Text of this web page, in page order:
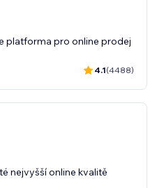
platforma pro online prodej
4.1(4488)
nejvyšší online kvalitě